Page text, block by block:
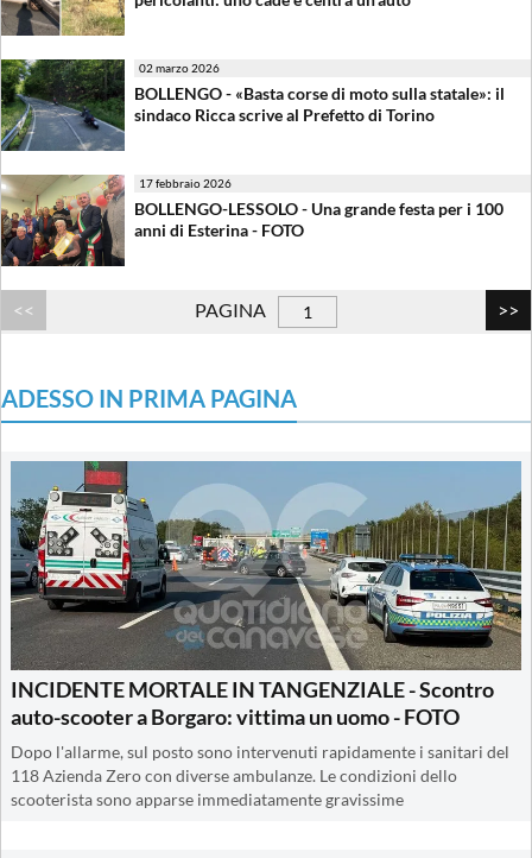
02 marzo 2026
BOLLENGO - «Basta corse di moto sulla statale»: il
sindaco Ricca scrive al Prefetto di Torino
17 febbraio 2026
BOLLENGO-LESSOLO - Una grande festa per i 100
anni di Esterina - FOTO
PAGINA
ADESSO IN PRIMA PAGINA
INCIDENTE MORTALE IN TANGENZIALE - Scontro
auto-scooter a Borgaro: vittima un uomo - FOTO
Dopo l'allarme, sul posto sono intervenuti rapidamente i sanitari del
118 Azienda Zero con diverse ambulanze. Le condizioni dello
scooterista sono apparse immediatamente gravissime